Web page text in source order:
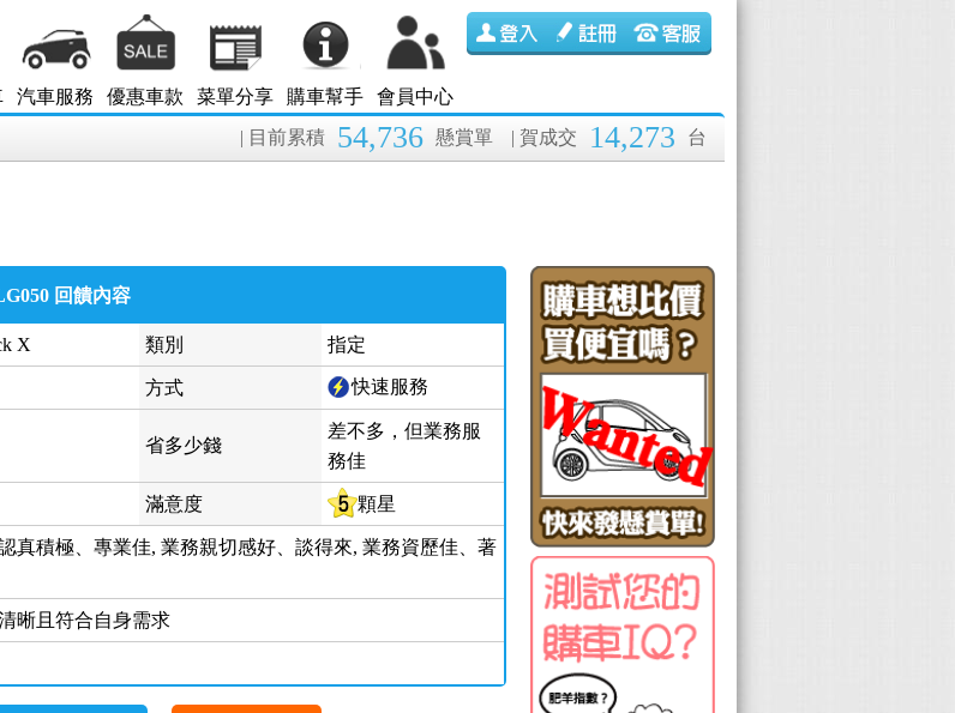
汽車服務 優惠車款 菜單分享 購車幫手 會員中心
| 賀成交 14,273 台
| 目前累積 54,736 懸賞單
回饋內容
X 類別 指定
方式 快速服務
省多少錢
差不多，但業務服
務佳
滿意度 顆星
真積極、專業佳, 業務親切感好、談得來, 業務資歷佳、著
晰且符合自身需求